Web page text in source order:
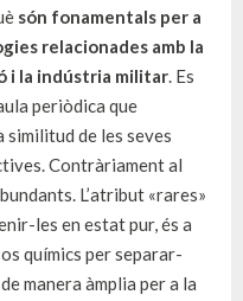
són fonamentals per a
relacionades amb la
i la indústria militar. Es
periòdica que
similitud de les seves
Contràriament al
L’atribut «rares»
les en estat pur, és a
químics per separar-
manera àmplia per a la